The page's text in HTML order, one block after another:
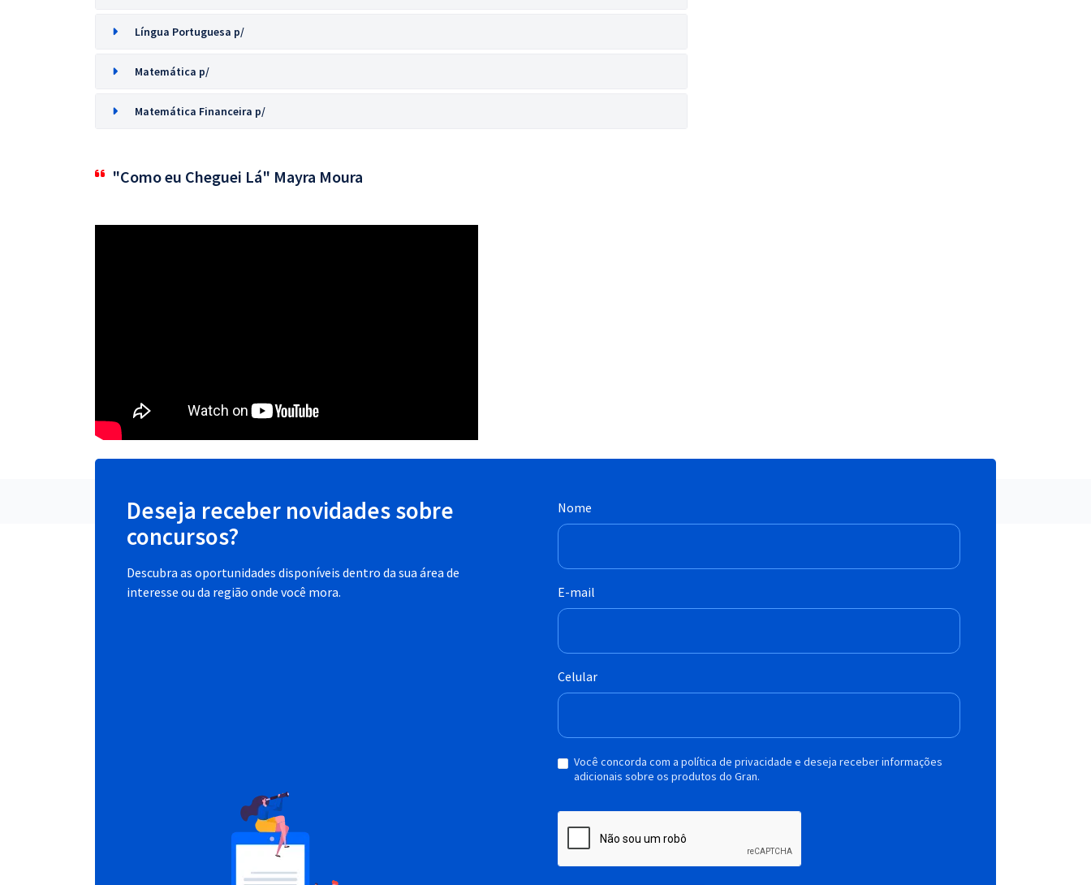
Língua Portuguesa p/
Matemática p/
Matemática Financeira p/
"Como eu Cheguei Lá" Mayra Moura
Deseja receber novidades sobre
concursos?
Descubra as oportunidades disponíveis dentro da sua área de
interesse ou da região onde você mora.
Nome
E-mail
Celular
Você concorda com a política de privacidade e deseja receber informações
adicionais sobre os produtos do Gran.